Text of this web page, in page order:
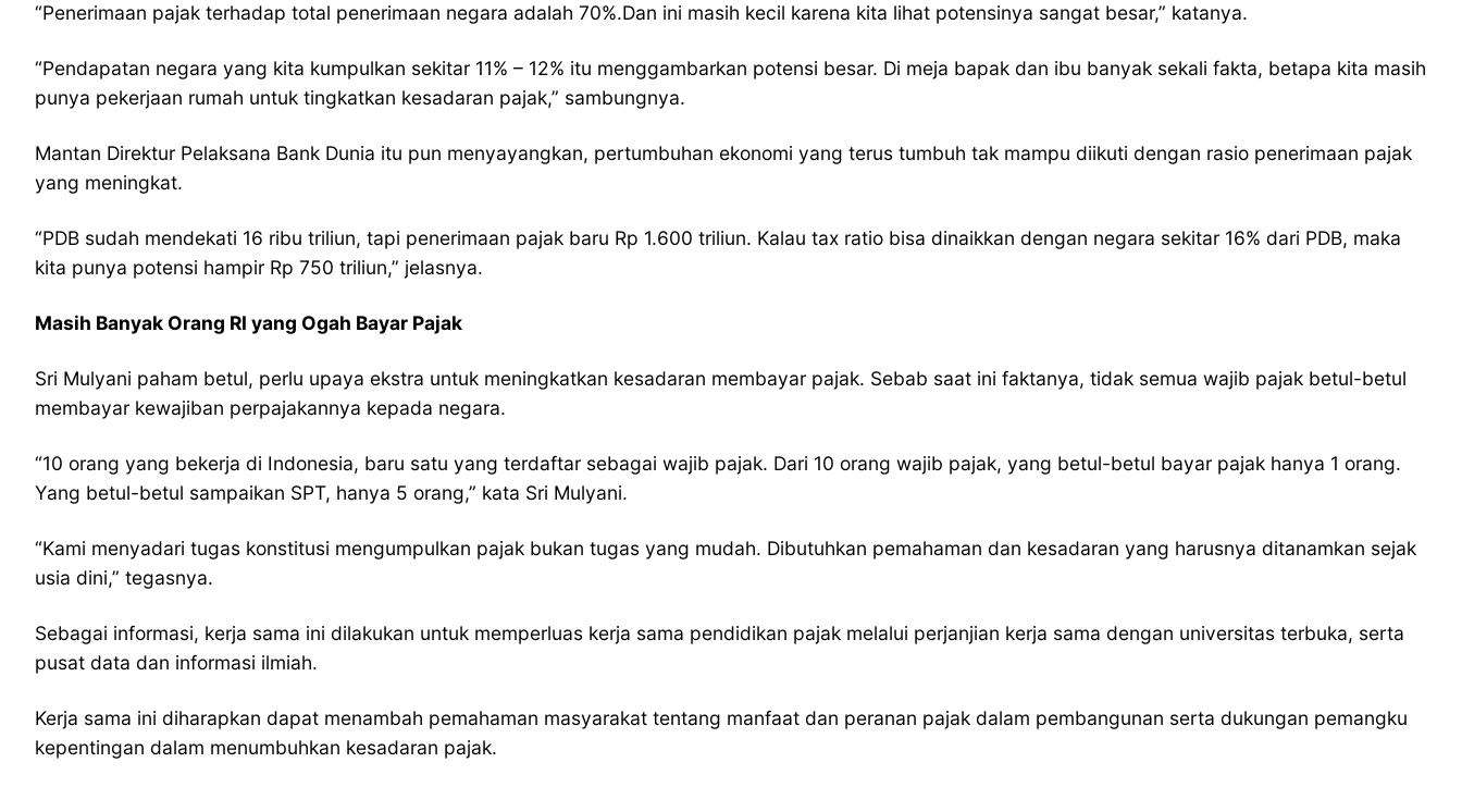
“Penerimaan pajak terhadap total penerimaan negara adalah 70%.Dan ini masih kecil karena kita lihat potensinya sangat besar,” katanya.
“Pendapatan negara yang kita kumpulkan sekitar 11% – 12% itu menggambarkan potensi besar. Di meja bapak dan ibu banyak sekali fakta, betapa kita masih
punya pekerjaan rumah untuk tingkatkan kesadaran pajak,” sambungnya.
Mantan Direktur Pelaksana Bank Dunia itu pun menyayangkan, pertumbuhan ekonomi yang terus tumbuh tak mampu diikuti dengan rasio penerimaan pajak
yang meningkat.
“PDB sudah mendekati 16 ribu triliun, tapi penerimaan pajak baru Rp 1.600 triliun. Kalau tax ratio bisa dinaikkan dengan negara sekitar 16% dari PDB, maka
kita punya potensi hampir Rp 750 triliun,” jelasnya.
Masih Banyak Orang RI yang Ogah Bayar Pajak
Sri Mulyani paham betul, perlu upaya ekstra untuk meningkatkan kesadaran membayar pajak. Sebab saat ini faktanya, tidak semua wajib pajak betul-betul
membayar kewajiban perpajakannya kepada negara.
“10 orang yang bekerja di Indonesia, baru satu yang terdaftar sebagai wajib pajak. Dari 10 orang wajib pajak, yang betul-betul bayar pajak hanya 1 orang.
Yang betul-betul sampaikan SPT, hanya 5 orang,” kata Sri Mulyani.
“Kami menyadari tugas konstitusi mengumpulkan pajak bukan tugas yang mudah. Dibutuhkan pemahaman dan kesadaran yang harusnya ditanamkan sejak
usia dini,” tegasnya.
Sebagai informasi, kerja sama ini dilakukan untuk memperluas kerja sama pendidikan pajak melalui perjanjian kerja sama dengan universitas terbuka, serta
pusat data dan informasi ilmiah.
Kerja sama ini diharapkan dapat menambah pemahaman masyarakat tentang manfaat dan peranan pajak dalam pembangunan serta dukungan pemangku
kepentingan dalam menumbuhkan kesadaran pajak.